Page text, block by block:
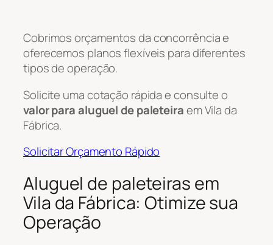
Cobrimos orçamentos da concorrência e
oferecemos planos flexíveis para diferentes
tipos de operação.
Solicite uma cotação rápida e consulte o
valor para aluguel de paleteiraem Vila da
Fábrica.
Solicitar Orçamento Rápido
Aluguel de paleteiras em
Vila da Fábrica: Otimize sua
Operação